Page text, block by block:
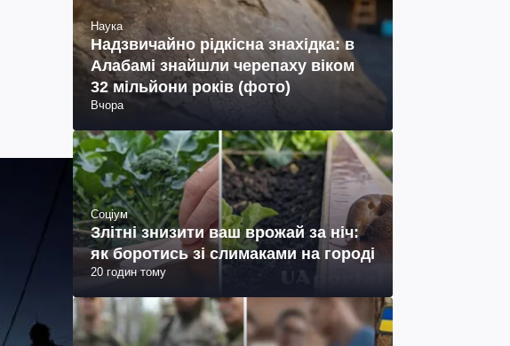
Наука
Надзвичайно рідкісна знахідка: в
Алабамі знайшли черепаху віком
32 мільйони років (фото)
Вчора
Соціум
Злітні знизити ваш врожай за ніч:
як боротись зі слимаками на городі
20 годин тому